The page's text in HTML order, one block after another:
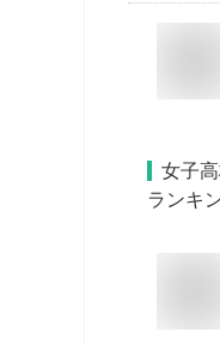
女子高
ランキ